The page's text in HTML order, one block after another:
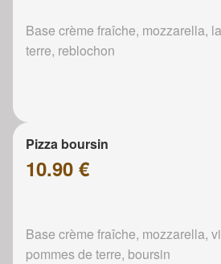
Base crème fraîche, mozzarella,
terre, reblochon
Pizza boursin
10.90 €
Base crème fraîche, mozzarella,
pommes de terre, boursin